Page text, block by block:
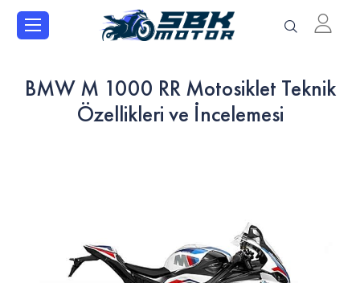
BMW M 1000 RR Motosiklet Teknik
Özellikleri ve İncelemesi